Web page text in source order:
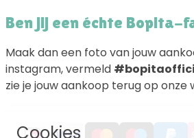
Ben jij een échte Bopita-
Maak dan een foto van jouw
instagram, vermeld
zie je jouw aankoop terug op onze
Cookies